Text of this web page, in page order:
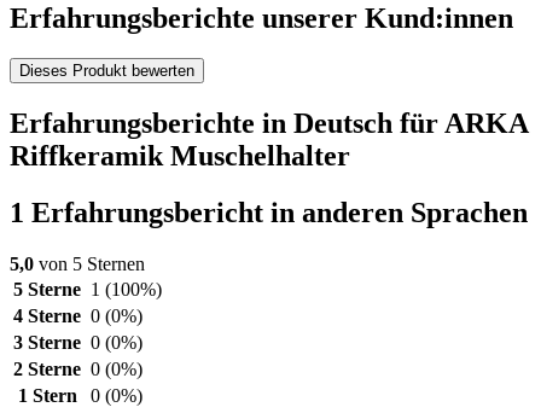
Erfahrungsberichte unserer Kund:innen
Dieses Produkt bewerten
Erfahrungsberichte in Deutsch für ARKA
Riffkeramik Muschelhalter
1 Erfahrungsbericht in anderen Sprachen
5,0 von 5 Sternen
5 Sterne 1 (100%)
4 Sterne 0 (0%)
3 Sterne 0 (0%)
2 Sterne 0 (0%)
1 Stern
0 (0%)